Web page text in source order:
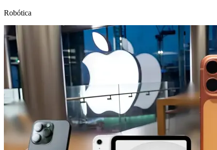
Robótica